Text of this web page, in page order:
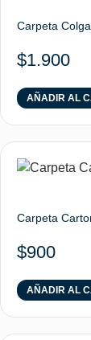
Carpeta
$1.900
AÑADIR AL
Carpeta
$900
AÑADIR AL